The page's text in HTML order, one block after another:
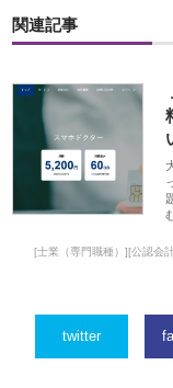
関連記事
[士業（専門職種）][公認会
twitter